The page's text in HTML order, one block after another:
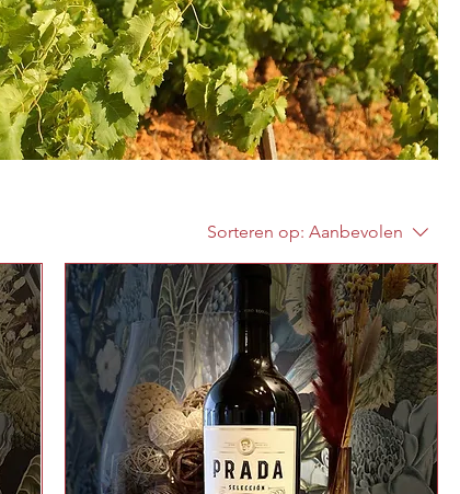
Sorteren op: Aanbevolen